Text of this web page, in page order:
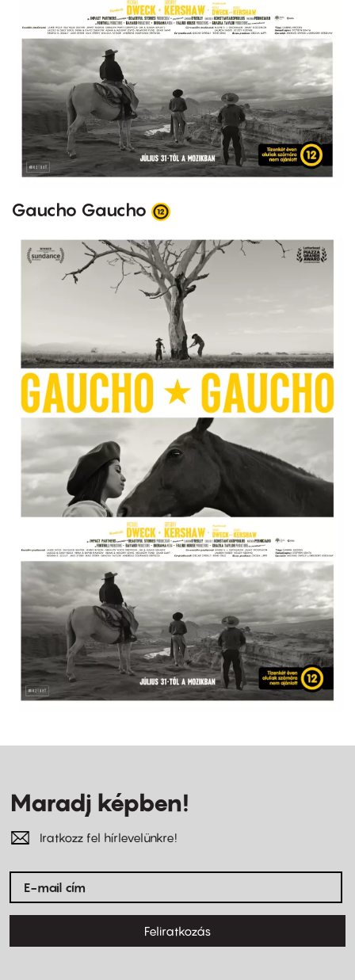
Gaucho Gaucho
Maradj képben!
Iratkozz fel hírlevelünkre!
Feliratkozás